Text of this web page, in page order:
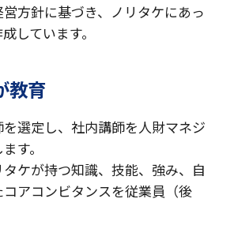
方針に基づき、ノリタケにあっ
しています。
教育
選定し、社内講師を人財マネジ
す。
ケが持つ知識、技能、強み、自
アコンビタンスを従業員（後